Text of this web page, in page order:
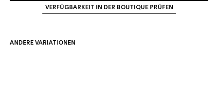
VERFÜGBARKEIT IN DER BOUTIQUE PRÜFEN
ANDERE VARIATIONEN